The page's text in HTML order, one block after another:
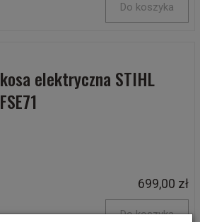
Do koszyka
kosa elektryczna STIHL
FSE71
699,00 zł
Do koszyka